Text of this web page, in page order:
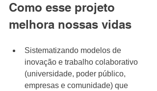
Como esse projeto
melhora nossas vidas
Sistematizando modelos de
inovação e trabalho colaborativo
(universidade, poder público,
empresas e comunidade) que